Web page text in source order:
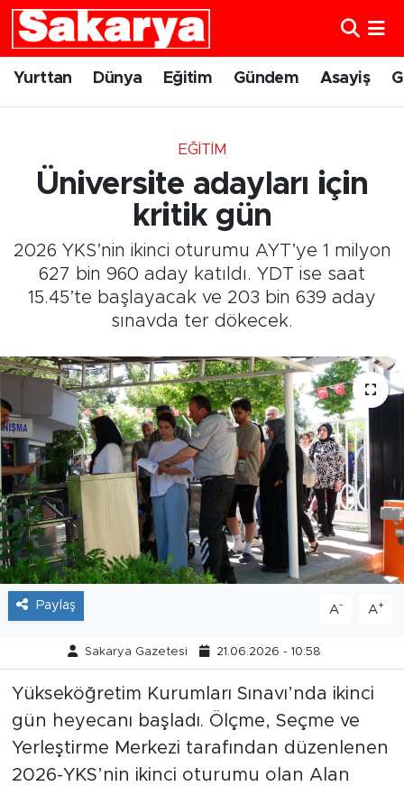
Yurttan Dünya Eğitim Gündem Asayiş
EĞITIM
Üniversite adayları için
kritik gün
2026 YKS’nin ikinci oturumu AYT’ye 1 milyon
627 bin 960 aday katıldı. YDT ise saat
15.45’te başlayacak ve 203 bin 639 aday
sınavda ter dökecek.
Paylaş A- A+
Sakarya Gazetesi 21.06.2026 - 10:58
Yükseköğretim Kurumları Sınavı’nda ikinci
gün heyecanı başladı. Ölçme, Seçme ve
Yerleştirme Merkezi tarafından düzenlenen
2026-YKS’nin ikinci oturumu olan Alan
Yurttan
Eskişehirspor
Spor
Kültür Sanat
Tarihçe
Resmi İlanlar
Söyleşi
Foto Şaka
Teknoloji
Politika
Eskişehir Nöbetçi Eczaneler
Eskişehir Trafik Yoğunluk Haritası
Süper Lig Puan Durumu ve Fikstür
Tüm Manşetler
Haber Arşivi